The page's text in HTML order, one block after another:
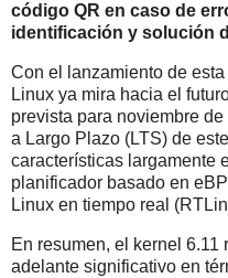
código QR en caso de
identificación y solución
Con el lanzamiento de
Linux ya mira hacia el
prevista para noviembre
a Largo Plazo (LTS) de
características largamente
planificador basado en
Linux en tiempo real
En resumen, el kernel 6.11
adelante significativo en